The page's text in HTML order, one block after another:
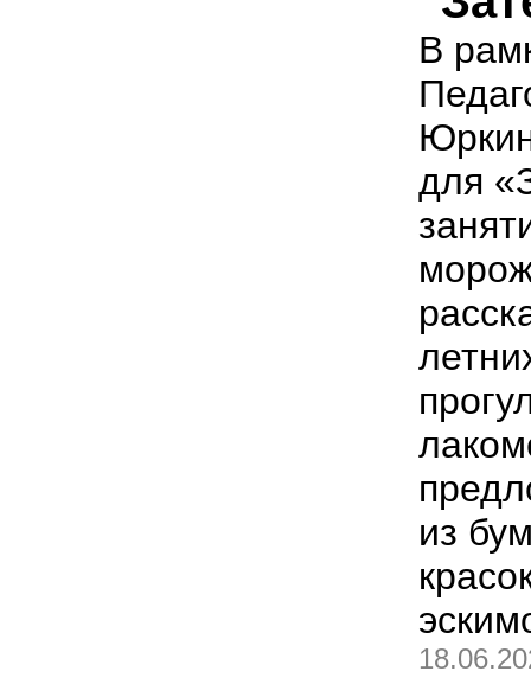
В
для
из